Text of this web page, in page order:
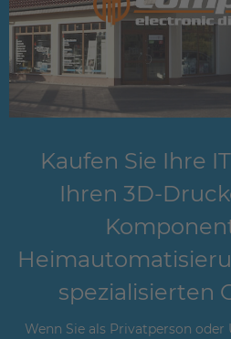
Kaufen Sie Ihre
Ihren 3D-
spezialisierten
Wenn Sie als Privatperson